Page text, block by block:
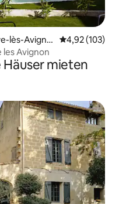
lès-Avigno
4,92 (103)
les Avignon
mieten